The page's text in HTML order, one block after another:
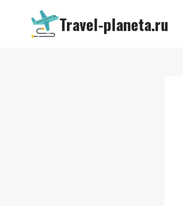
Перейти
содержимому
Travel-planeta.ru